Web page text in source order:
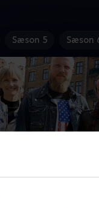
Sæson 5 Sæson
Jack og deres lille